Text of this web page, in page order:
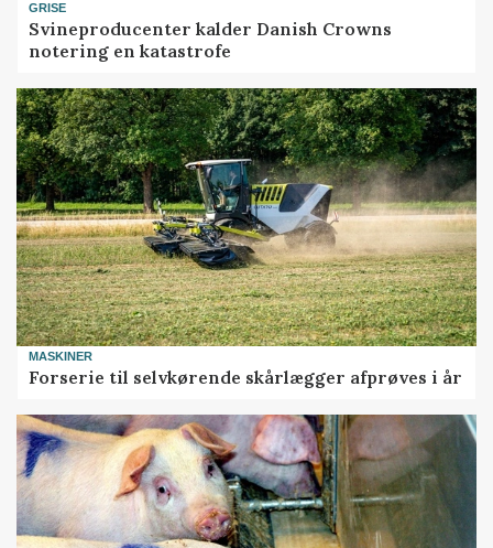
GRISE
Svineproducenter kalder Danish Crowns
notering en katastrofe
MASKINER
Forserie til selvkørende skårlægger afprøves i år